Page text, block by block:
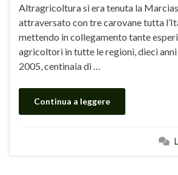
Altragricoltura si era tenuta la
attraversato con tre carovane tutta
mettendo in collegamento tante
agricoltori in tutte le regioni, dieci
2005, centinaia di …
Continua a leggere